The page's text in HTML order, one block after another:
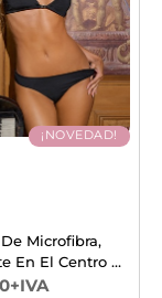
¡NOVEDAD!
Microfibra,
En El Centro Y
100